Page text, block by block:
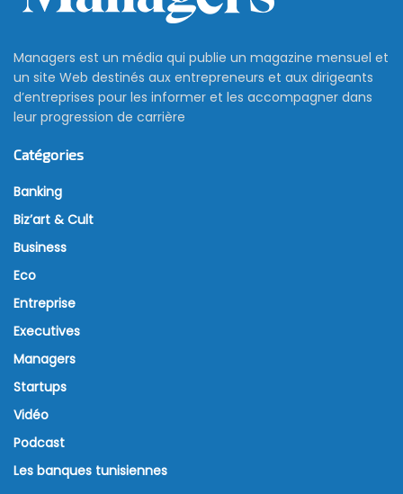
Managers est un média qui publie un magazine mensuel et
un site Web destinés aux entrepreneurs et aux dirigeants
d’entreprises pour les informer et les accompagner dans
leur progression de carrière
Catégories
Banking
Biz’art & Cult
Business
Eco
Entreprise
Executives
Managers
Startups
Vidéo
Podcast
Les banques tunisiennes